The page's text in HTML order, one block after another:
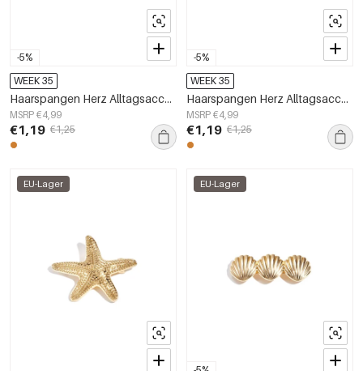
-5%
WEEK 35
Haarspangen Herz Alltagsaccessoires aus Legierung
MSRP €4,99
€1,19 €1,25
-5%
WEEK 35
Haarspangen Herz Alltagsaccessoires aus Legierung
MSRP €4,99
€1,19 €1,25
EU-Lager EU-Lager